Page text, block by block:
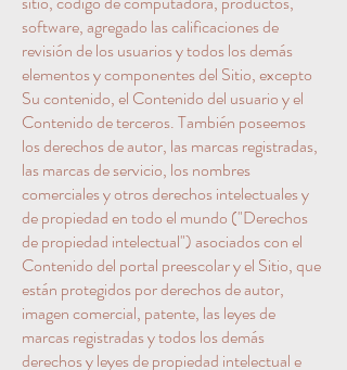
software, agregado las calificaciones de
revisión de los usuarios y todos los demás
elementos y componentes del Sitio, excepto
Su contenido, el Contenido del usuario y el
Contenido de terceros. También poseemos
los derechos de autor, las marcas registradas,
las marcas de servicio, los nombres
comerciales y otros derechos intelectuales y
de propiedad en todo el mundo ("Derechos
de propiedad intelectual") asociados con el
Contenido del portal preescolar y el Sitio, que
están protegidos por derechos de autor,
imagen comercial, patente, las leyes de
marcas registradas y todos los demás
derechos y leyes de propiedad intelectual e